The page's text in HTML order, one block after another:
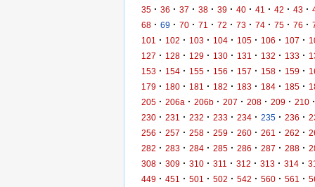
35 · 36 · 37 · 38 · 39 · 40 · 41 · 42 · 43 ·
68 · 69 · 70 · 71 · 72 · 73 · 74 · 75 · 76 ·
101
· 102 · 103 · 104 · 105 · 106 · 107 ·
127 · 128 · 129 · 130 · 131 · 132 · 133 ·
153 · 154 · 155 · 156 · 157 · 158 · 159 ·
179 · 180 · 181 · 182 · 183 · 184 · 185 ·
205 · 206a · 206b · 207 · 208 · 209 · 210 ·
230 · 231 · 232 · 233 · 234 · 235 · 236 ·
256 · 257 · 258 · 259 · 260 · 261 · 262 ·
282 · 283 · 284 · 285 · 286 · 287 · 288 ·
308 · 309 · 310 · 311 · 312 · 313 · 314 ·
449 · 451 · 501 · 502 · 542 · 560 · 561 ·